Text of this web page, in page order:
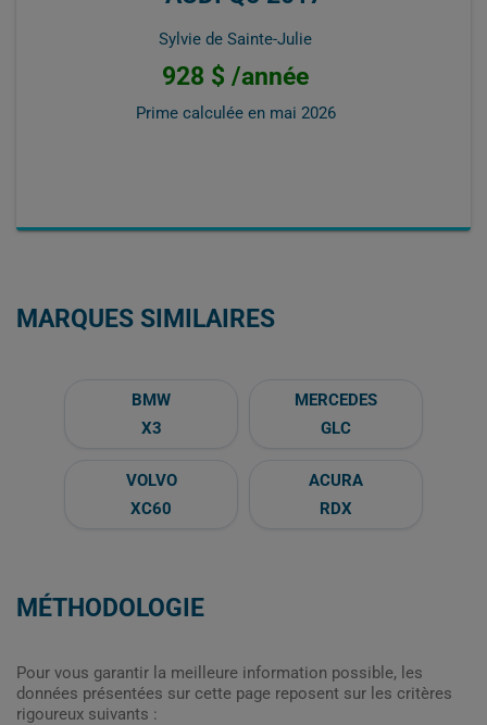
Sylvie de Sainte-Julie
928 $ /année
Prime calculée en mai 2026
MARQUES SIMILAIRES
BMW
X3
MERCEDES
GLC
VOLVO
XC60
ACURA
RDX
MÉTHODOLOGIE
Pour vous garantir la meilleure information possible, les
données présentées sur cette page reposent sur les critères
rigoureux suivants :